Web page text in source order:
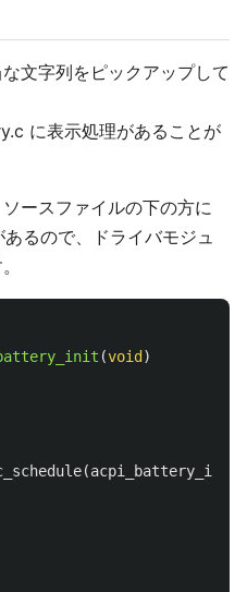
文字列をピックアップして
に表示処理があることが
ースファイルの下の方に
るので、ドライバモジュ
(void )
(